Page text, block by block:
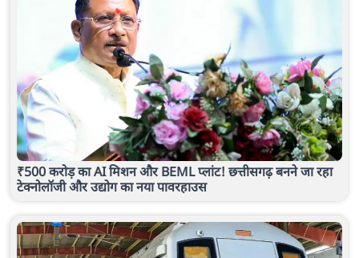
₹500 करोड़ का AI मिशन और BEML प्लांट! छत्तीसगढ़ बनने जा रहा
टेक्नोलॉजी और उद्योग का नया पावरहाउस